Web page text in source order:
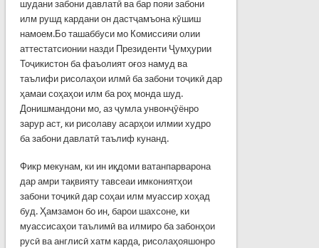
шудани забони давлатӣ ва бар пояи забони
илм рушд кардани он дастҷамъона кӯшиш
намоем.Бо ташаббуси мо Комиссияи олии
аттестатсионии назди Президенти Ҷумҳурии
Тоҷикистон ба фаъолият оғоз намуд ва
таълифи рисолаҳои илмӣ ба забони тоҷикӣ дар
ҳамаи соҳаҳои илм ба роҳ монда шуд.
Донишмандони мо, аз ҷумла унвонҷӯёнро
зарур аст, ки рисолаву асарҳои илмии худро
ба забони давлатӣ таълиф кунанд.
Фикр мекунам, ки ин иқдоми ватанпарварона
дар амри тақвияту тавсеаи имкониятҳои
забони тоҷикӣ дар соҳаи илм муассир хоҳад
буд. Ҳамзамон бо ин, барои шахсоне, ки
муассисаҳои таълимӣ ва илмиро ба забонҳои
русӣ ва англисӣ хатм карда, рисолаҳояшонро